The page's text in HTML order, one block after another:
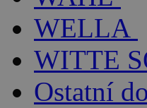
WELLA
WITTE
Ostatní